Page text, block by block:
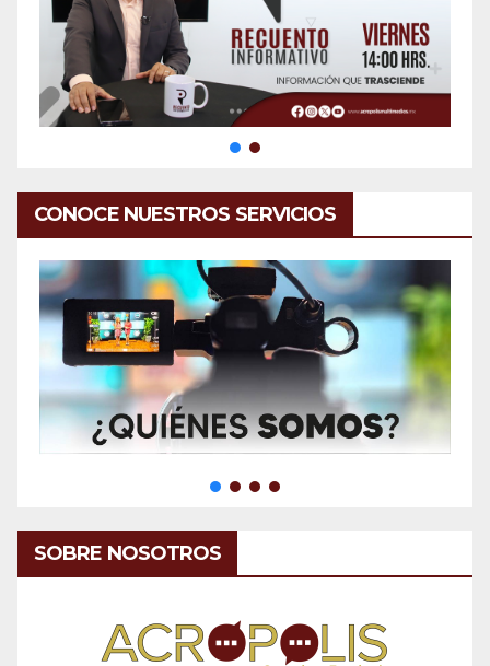
CONOCE NUESTROS SERVICIOS
SOBRE NOSOTROS